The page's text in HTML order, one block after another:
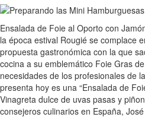
Ensalada de Foie al Oporto con
la época estival Rougié se complace
propuesta gastronómica con la que
cocina a su emblemático Foie Gras
necesidades de los profesionales de
presenta hoy es una “Ensalada de
Vinagreta dulce de uvas pasas y
consejeros culinarios en España,